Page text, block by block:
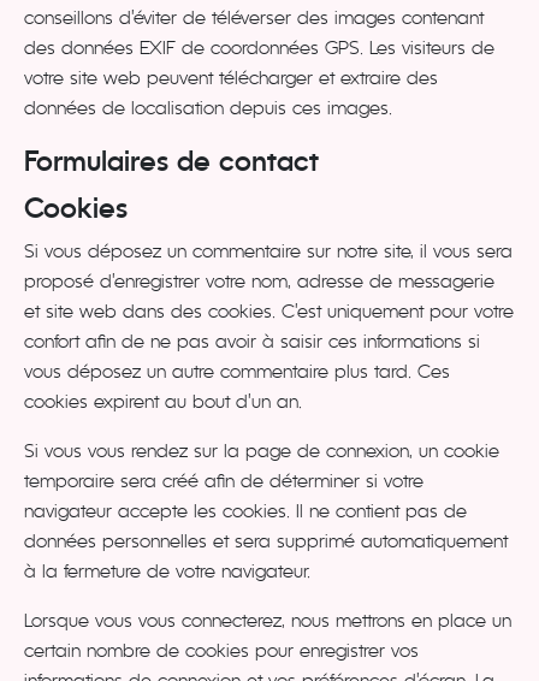
conseillons d’éviter de téléverser des images contenant
des données EXIF de coordonnées GPS. Les visiteurs de
votre site web peuvent télécharger et extraire des
données de localisation depuis ces images.
Formulaires de contact
Cookies
Si vous déposez un commentaire sur notre site, il vous sera
proposé d’enregistrer votre nom, adresse de messagerie
et site web dans des cookies. C’est uniquement pour votre
confort afin de ne pas avoir à saisir ces informations si
vous déposez un autre commentaire plus tard. Ces
cookies expirent au bout d’un an.
Si vous vous rendez sur la page de connexion, un cookie
temporaire sera créé afin de déterminer si votre
navigateur accepte les cookies. Il ne contient pas de
données personnelles et sera supprimé automatiquement
à la fermeture de votre navigateur.
Lorsque vous vous connecterez, nous mettrons en place un
certain nombre de cookies pour enregistrer vos